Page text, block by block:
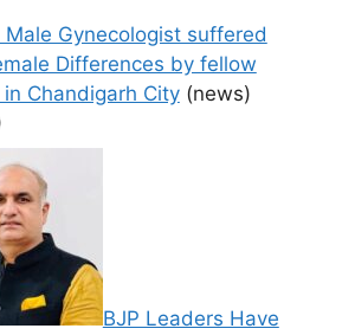
Male Gynecologist suffered
Differences by fellow
Chandigarh City (news)
BJP Leaders Have